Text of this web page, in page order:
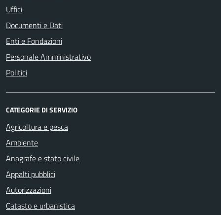
Uffici
Documenti e Dati
Enti e Fondazioni
Personale Amministrativo
Politici
CATEGORIE DI SERVIZIO
Agricoltura e pesca
Ambiente
Anagrafe e stato civile
Appalti pubblici
Autorizzazioni
Catasto e urbanistica